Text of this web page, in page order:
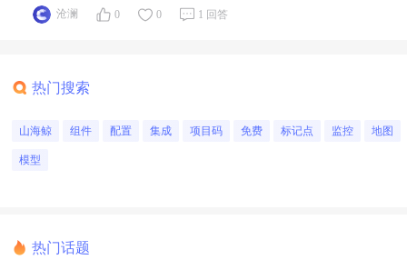
令： cd /opt/山海鲸...
沧澜 0 0 1 回答
热门搜索
山海鲸 组件 配置 集成 项目码 免费 标记点 监控 地图
模型
热门话题